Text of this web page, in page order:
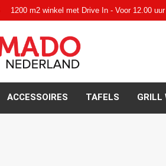
1200 m2 winkel met Drive In - Voor 12.00
ACCESSOIRES TAFELS GRILL